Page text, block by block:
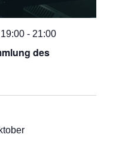
des
-21:00